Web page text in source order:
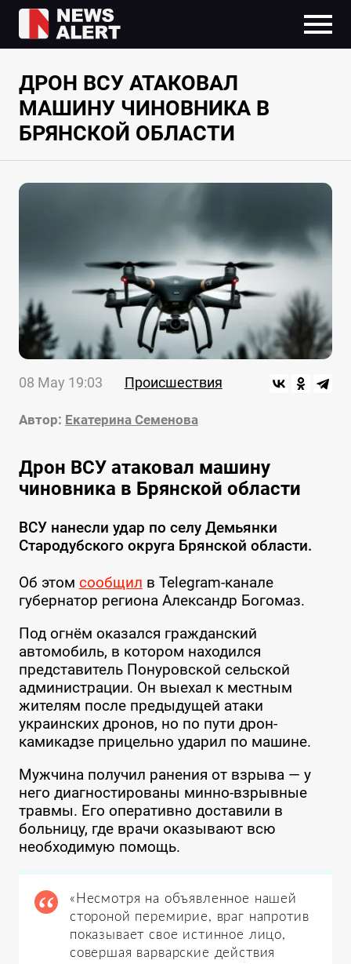
ДРОН ВСУ АТАКОВАЛ
МАШИНУ ЧИНОВНИКА В
БРЯНСКОЙ ОБЛАСТИ
08 May 19:03 Происшествия
Автор: Екатерина Семенова
Дрон ВСУ атаковал машину
чиновника в Брянской области
ВСУ нанесли удар по селу Демьянки
Стародубского округа Брянской области.
Об этом сообщил в Telegram-канале
губернатор региона Александр Богомаз.
Под огнём оказался гражданский
автомобиль, в котором находился
представитель Понуровской сельской
администрации. Он выехал к местным
жителям после предыдущей атаки
украинских дронов, но по пути дрон-
камикадзе прицельно ударил по машине.
Мужчина получил ранения от взрыва — у
него диагностированы минно-взрывные
травмы. Его оперативно доставили в
больницу, где врачи оказывают всю
необходимую помощь.
«Несмотря на объявленное нашей
стороной перемирие, враг напротив
показывает свое истинное лицо,
совершая варварские действия